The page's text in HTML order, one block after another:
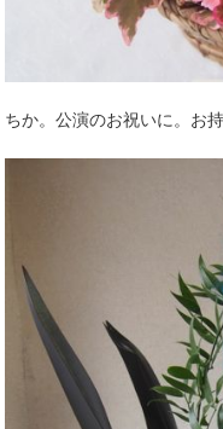
ちか。公演のお祝いに。お